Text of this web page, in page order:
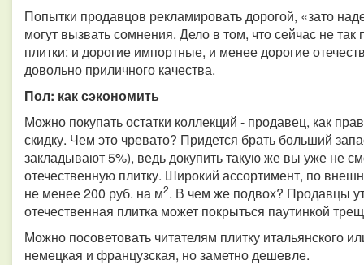
Попытки продавцов рекламировать дорогой, «зато
могут вызвать сомнения. Дело в том, что сейчас не
плитки: и дорогие импортные, и менее дорогие
довольно приличного качества.
Пол: как сэкономить
Можно покупать остатки коллекций - продавец, как
скидку. Чем это чревато? Придется брать больший
закладывают 5%), ведь докупить такую же вы уже не
отечественную плитку. Широкий ассортимент, по
не менее 200 руб. на м2. В чем же подвох? Продавцы
отечественная плитка может покрыться паутинкой
Можно посоветовать читателям плитку итальянского
немецкая и французская, но заметно дешевле.